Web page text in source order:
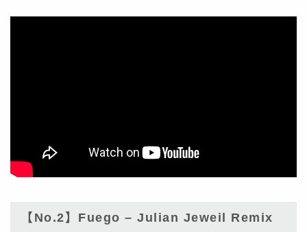
【No.2】Fuego – Julian Jeweil Remix